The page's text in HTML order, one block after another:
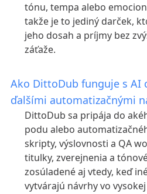
tónu, tempa alebo
takže je to jediný darček,
jeho dosah a príjmy bez
záťaže.
Ako DittoDub funguje s AI
ďalšími automatizačnými
DittoDub sa pripája do
podu alebo
skripty, výslovnosti a QA
titulky, zverejnenia a
zosúladené aj vtedy, keď
vytvárajú návrhy vo